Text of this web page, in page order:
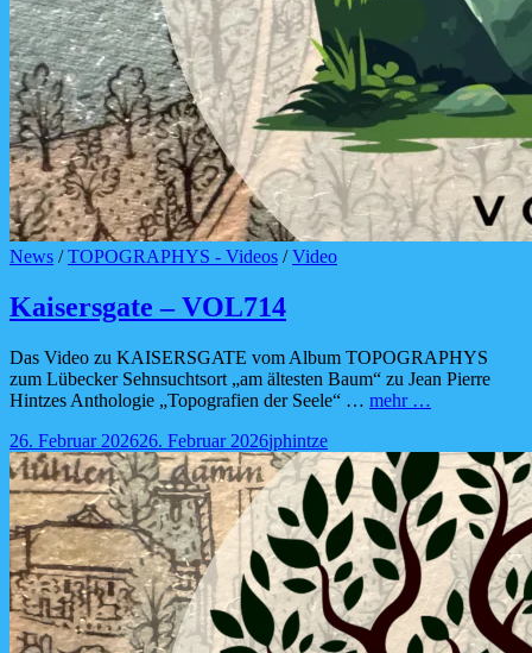
Cat
News /TOPOGRAPHYS - Videos /Video
Kaisersgate – VOL714
Das Video zu KAISERSGATE vom Album TOPOGRAPHYS
zum Lübecker Sehnsuchtsort „am ältesten Baum“ zu Jean Pierre
Hintzes Anthologie „Topografien der Seele“ … mehr …
Posted-
on
26. Februar 202626. Februar 2026By
line
Byline
jphintze